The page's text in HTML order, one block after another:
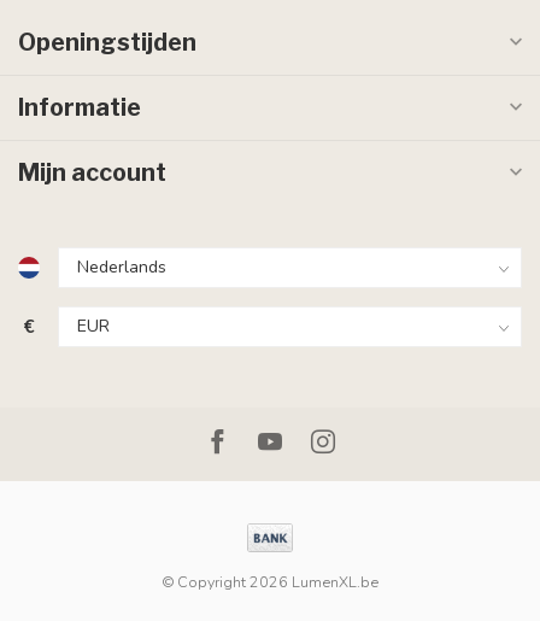
Openingstijden
Informatie
Mijn account
€
© Copyright 2026 LumenXL.be